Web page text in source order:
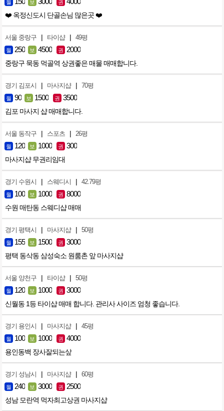
월 보 권
❤️ 옥정신도시 단골손님 많은곳 ❤️
서울 중랑구 | 타이샵 | 49평
월 250 보 4500 권 2000
중랑구 묵동 먹골역 상권좋은 매물 매매합니다.
경기 김포시 | 마사지샵 | 70평
월 90 보 1500 권 3500
김포 마사지 샵 매매합니다.
서울 동작구 | 스포츠 | 26평
월 120 보 1000 권 300
마사지샵 무권리임대
경기 수원시 | 스웨디시 | 42.79평
월 100 보 1000 권 8000
수원 매탄동 스웨디샵 매매
경기 평택시 | 마사지샵 | 50평
월 155 보 1500 권 3000
평택 동삭동 삼성숙소 원룸촌 앞 마사지샵
서울 양천구 | 타이샵 | 50평
월 120 보 1000 권 3000
신월동 1등 타이샵 매매 합니다. 관리사 사이즈 엄청 좋습니다.
경기 용인시 | 마사지샵 | 45평
월 100 보 1000 권 4000
용인동백 장사잘되는샆
경기 성남시 | 마사지샵 | 60평
월 240 보 3000 권 2500
성남 모란역 먹자최고상권 마사지샵